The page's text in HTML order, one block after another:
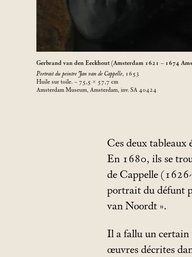
Gerbrand van den Eeckhout (Amsterdam 1621 – 1674
Portrait du peintre Jan van de Cappelle, 1653
Huile sur toile. – 75,5 × 57,7 cm
Amsterdam Museum, Amsterdam, inv. SA 40424
Ces deux tableaux
En 1680, ils se
de Cappelle
portrait du défunt
van Noordt ».
Il a fallu un certain
œuvres décrites